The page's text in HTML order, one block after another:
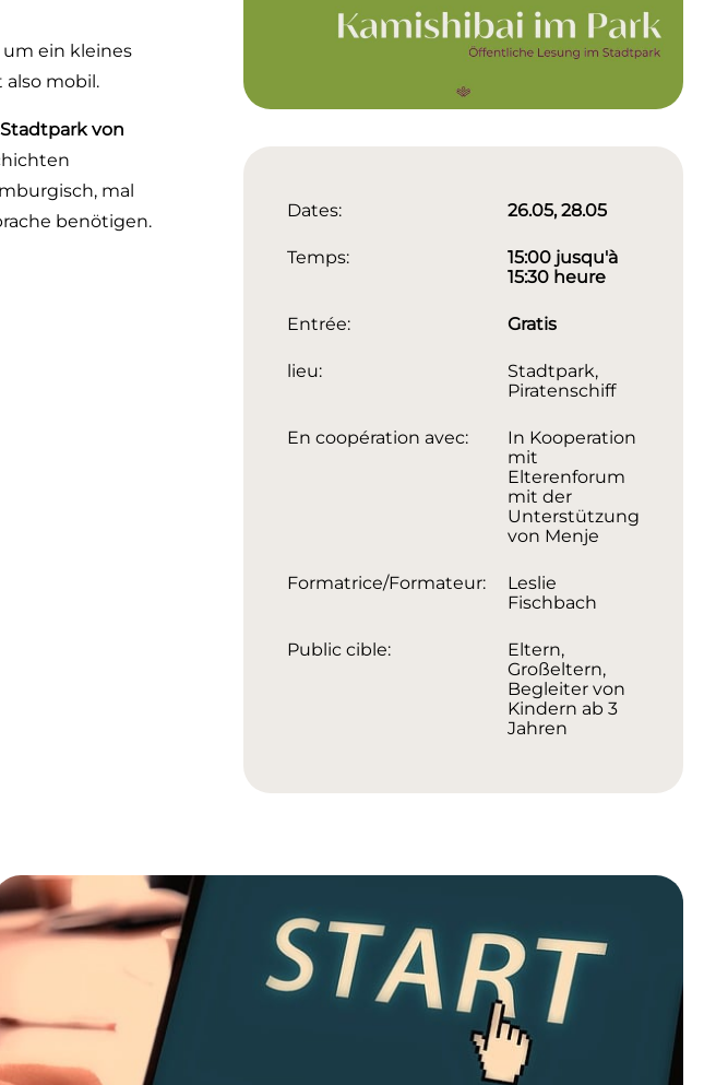
um ein kleines
also mobil.
von
mal
benötigen.
Dates: 26.05, 28.05
Temps:
15:00 jusqu'à
15:30 heure
Entrée: Gratis
lieu:
Stadtpark,
Piratenschiff
En coopération avec:
In Kooperation
mit
Elterenforum
mit der
Unterstützung
von Menje
Formatrice/Formateur:
Leslie
Fischbach
Public cible:
Eltern,
Großeltern,
Begleiter von
Kindern ab 3
Jahren